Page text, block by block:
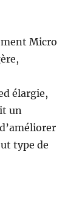
Micro
élargie,
un
type de